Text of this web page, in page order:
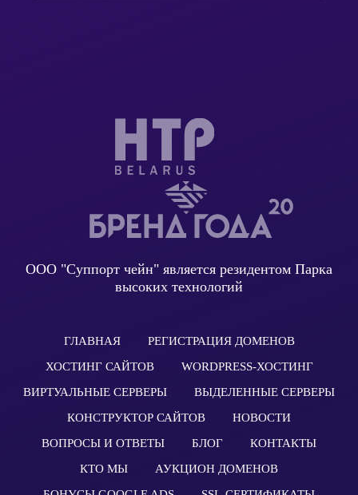
ООО "Суппорт чейн" является резидентом Парка
высоких технологий
ГЛАВНАЯ
РЕГИСТРАЦИЯ ДОМЕНОВ
ХОСТИНГ САЙТОВ
WORDPRESS-ХОСТИНГ
ВИРТУАЛЬНЫЕ СЕРВЕРЫ
ВЫДЕЛЕННЫЕ СЕРВЕРЫ
КОНСТРУКТОР САЙТОВ
НОВОСТИ
ВОПРОСЫ И ОТВЕТЫ
БЛОГ
КОНТАКТЫ
КТО МЫ
АУКЦИОН ДОМЕНОВ